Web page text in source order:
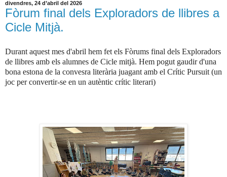
divendres, 24 d’abril del 2026
Fòrum final dels Exploradors de llibres a
Cicle Mitjà.
Durant aquest mes d'abril hem fet els Fòrums final dels Exploradors
de llibres amb els alumnes de Cicle mitjà. Hem pogut gaudir d'una
bona estona de la convesra literària juagant amb el Crític Pursuit (un
joc per convertir-se en un autèntic crític literari)